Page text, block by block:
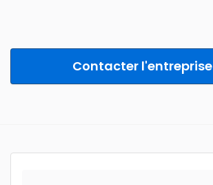
Contacter l'entreprise